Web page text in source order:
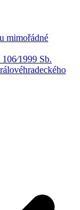
mimořádné
Sb.